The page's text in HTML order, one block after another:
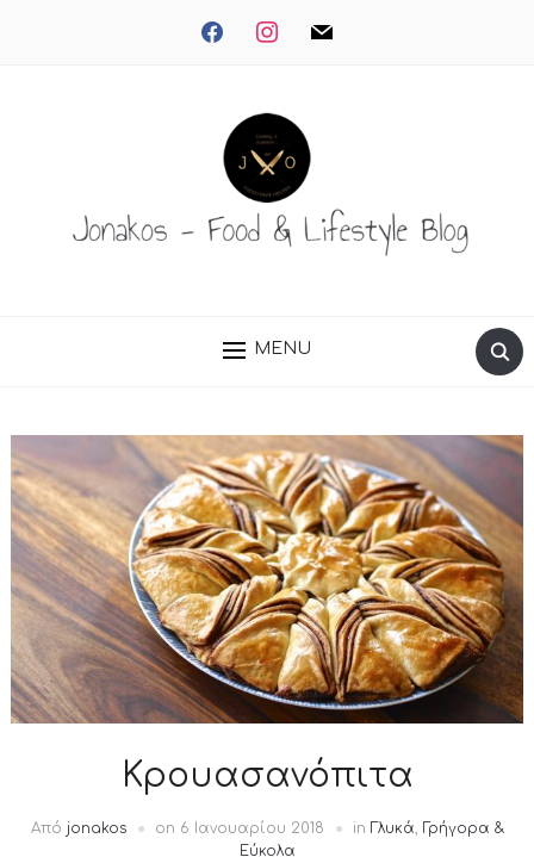
facebookinstagrammail
MENU
Κρουασανόπιτα
Από jonakos on 6 Ιανουαρίου 2018 in Γλυκά, Γρήγορα &
Εύκολα